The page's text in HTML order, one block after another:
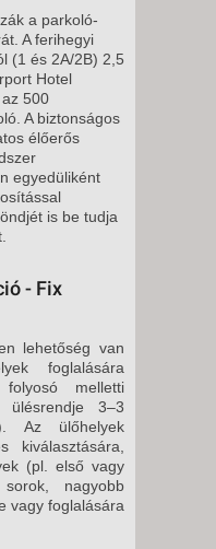
a parkoló-
A ferihegyi
(1 és 2A/2B) 2,5
Hotel
500
A biztonságos
élőerős
egyedüliként
is be tudja
- Fix
lehetőség van
foglalására
melletti
ülésrendje 3–3
Az ülőhelyek
kiválasztására,
(pl. első vagy
nagyobb
vagy foglalására